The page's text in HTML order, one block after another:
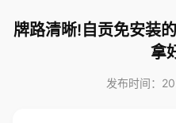
牌路清晰!自贡免安装
拿
发布时间：